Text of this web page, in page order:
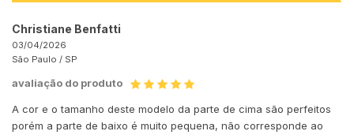
Christiane Benfatti
03/04/2026
São Paulo / SP
avaliação do produto
A cor e o tamanho deste modelo da parte de cima são perfeitos
porém a parte de baixo é muito pequena, não corresponde ao